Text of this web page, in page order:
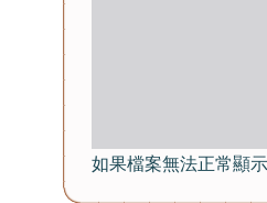
如果檔案無法正常顯